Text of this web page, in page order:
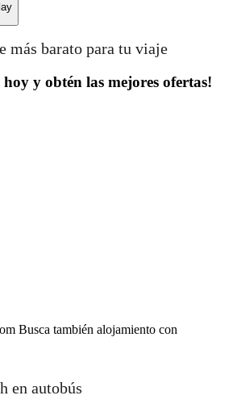
más barato para tu viaje
y obtén las mejores ofertas!
Busca también alojamiento con
en autobús